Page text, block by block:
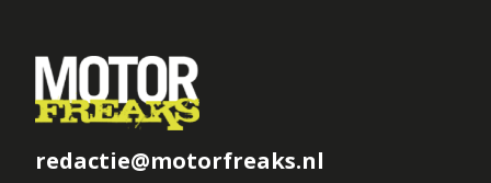
redactie@motorfreaks.nl